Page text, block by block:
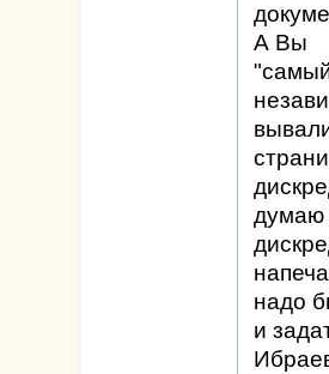
А Вы
думаю
надо
и